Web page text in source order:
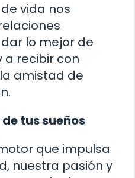
vida nos
lo mejor de
a recibir con
amistad de
tus sueños
que impulsa
nuestra pasión y